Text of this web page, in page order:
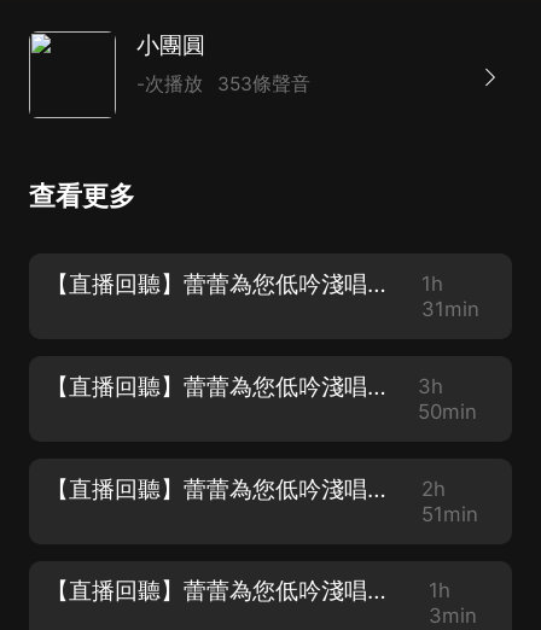
小團圓
-次播放 353條聲音
查看更多
【直播回聽】蕾蕾為您低吟淺唱正在直播
1h
31min
【直播回聽】蕾蕾為您低吟淺唱正在直播
3h
50min
【直播回聽】蕾蕾為您低吟淺唱正在直播
2h
51min
【直播回聽】蕾蕾為您低吟淺唱正在直播
1h
3min